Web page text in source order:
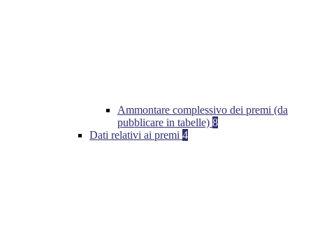
Ammontare complessivo dei premi (da
pubblicare in tabelle) 8
Dati relativi ai premi 4